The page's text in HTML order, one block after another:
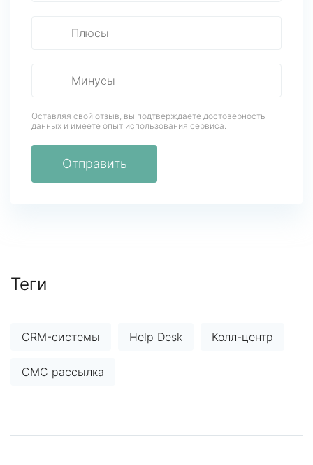
Оставляя свой отзыв, вы подтверждаете достоверность
данных и имеете опыт использования сервиса.
Отправить
Теги
CRM-системы Help Desk Колл-центр
СМС рассылка